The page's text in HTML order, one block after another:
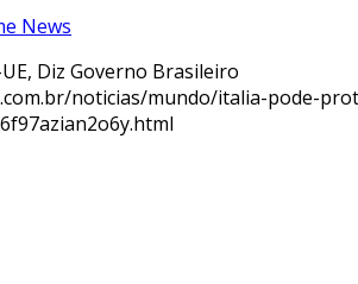
News
Diz Governo Brasileiro
noticias/mundo/italia-pode-